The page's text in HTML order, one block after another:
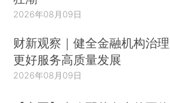
2026年08月09日
财新观察｜健全金融机构治理
更好服务高质量发展
2026年08月09日